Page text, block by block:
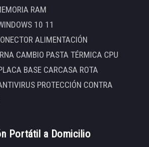
RAM
10 11
ALIMENTACIÓN
CAMBIO PASTA TÉRMICA CPU
BASE CARCASA ROTA
PROTECCIÓN CONTRA
Portátil a Domicilio